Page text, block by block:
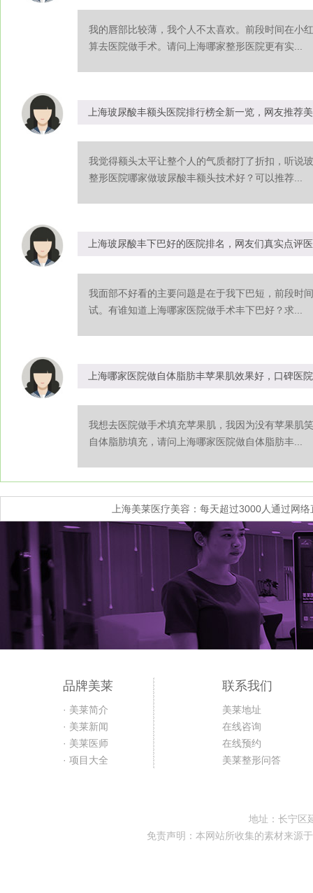
我的唇部比较薄，我个人不太喜欢。前段时间在小
算去医院做手术。请问上海哪家整形医院更有实...
上海玻尿酸丰额头医院排行榜全新一览，网友推荐
我觉得额头太平让整个人的气质都打了折扣，听说
整形医院哪家做玻尿酸丰额头技术好？可以推荐...
上海玻尿酸丰下巴好的医院排名，网友们真实点评
我面部不好看的主要问题是在于我下巴短，前段时
试。有谁知道上海哪家医院做手术丰下巴好？求...
上海哪家医院做自体脂肪丰苹果肌效果好，口碑医
我想去医院做手术填充苹果肌，我因为没有苹果肌
自体脂肪填充，请问上海哪家医院做自体脂肪丰...
上海美莱医疗美容：每天超过3000人通过网
品牌美莱
· 美莱简介
· 美莱新闻
· 美莱医师
· 项目大全
联系我们
美莱地址
在线咨询
在线预约
美莱整形问答
地址：长宁区
免责声明：本网站所收集的素材来源